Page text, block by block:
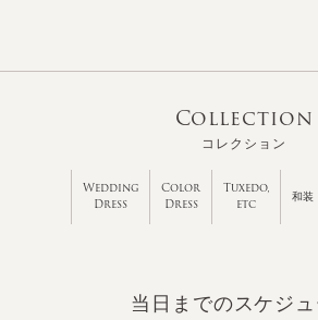
Collection
コレクション
Wedding
Dress
Color
Dress
Tuxedo,
etc
和装
当日までのスケジ